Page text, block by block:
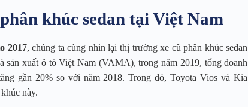
khúc sedan tại Việt Nam
2017, chúng ta cùng nhìn lại thị trường xe cũ phân khúc sedan
sản xuất ô tô Việt Nam (VAMA), trong năm 2019, tổng doanh
gần 20% so với năm 2018. Trong đó, Toyota Vios và Kia
này.